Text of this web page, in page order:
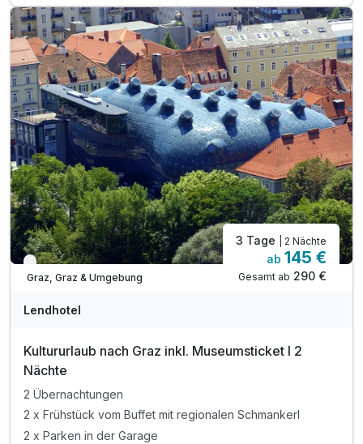
Tipp: Grazer Altstadt
Tipp: Grazer Uhrturm & Schlossberg
Verfügbar bis Dezember
Graz, Graz & Umgebung
3 Tage | 2 Nächte
ab 145 €
Gesamt ab 290 €
Lendhotel
Kultururlaub nach Graz inkl. Museumsticket l 2
Nächte
2 Übernachtungen
2 x Frühstück vom Buffet mit regionalen Schmankerl
2 x Parken in der Garage